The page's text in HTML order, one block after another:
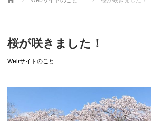
桜が咲きました！
Webサイトのこと